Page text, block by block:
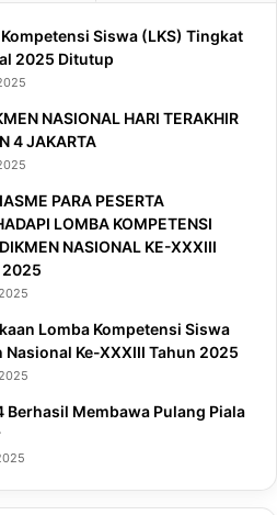
Siswa (LKS) Tingkat
2025 Ditutup
NASIONAL HARI TERAKHIR
4 JAKARTA
PARA PESERTA
LOMBA KOMPETENSI
NASIONAL KE-XXXIII
2025
Lomba Kompetensi Siswa
Nasional Ke-XXXIII Tahun 2025
Berhasil Membawa Pulang Piala